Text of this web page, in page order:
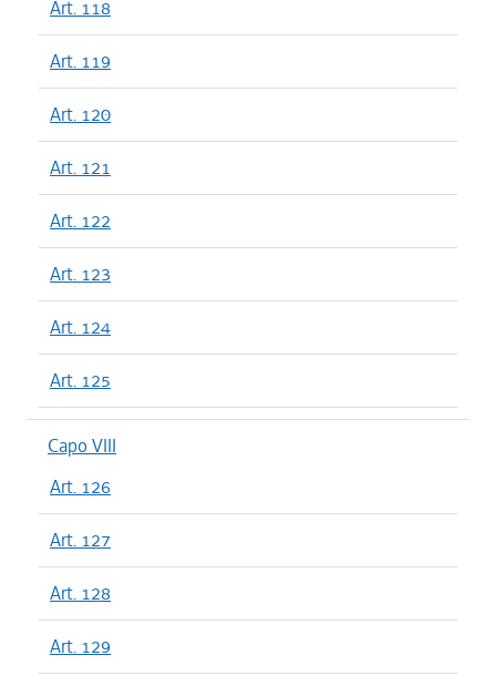
Art. 118
Art. 119
Art. 120
Art. 121
Art. 122
Art. 123
Art. 124
Art. 125
Capo VIII
Art. 126
Art. 127
Art. 128
Art. 129